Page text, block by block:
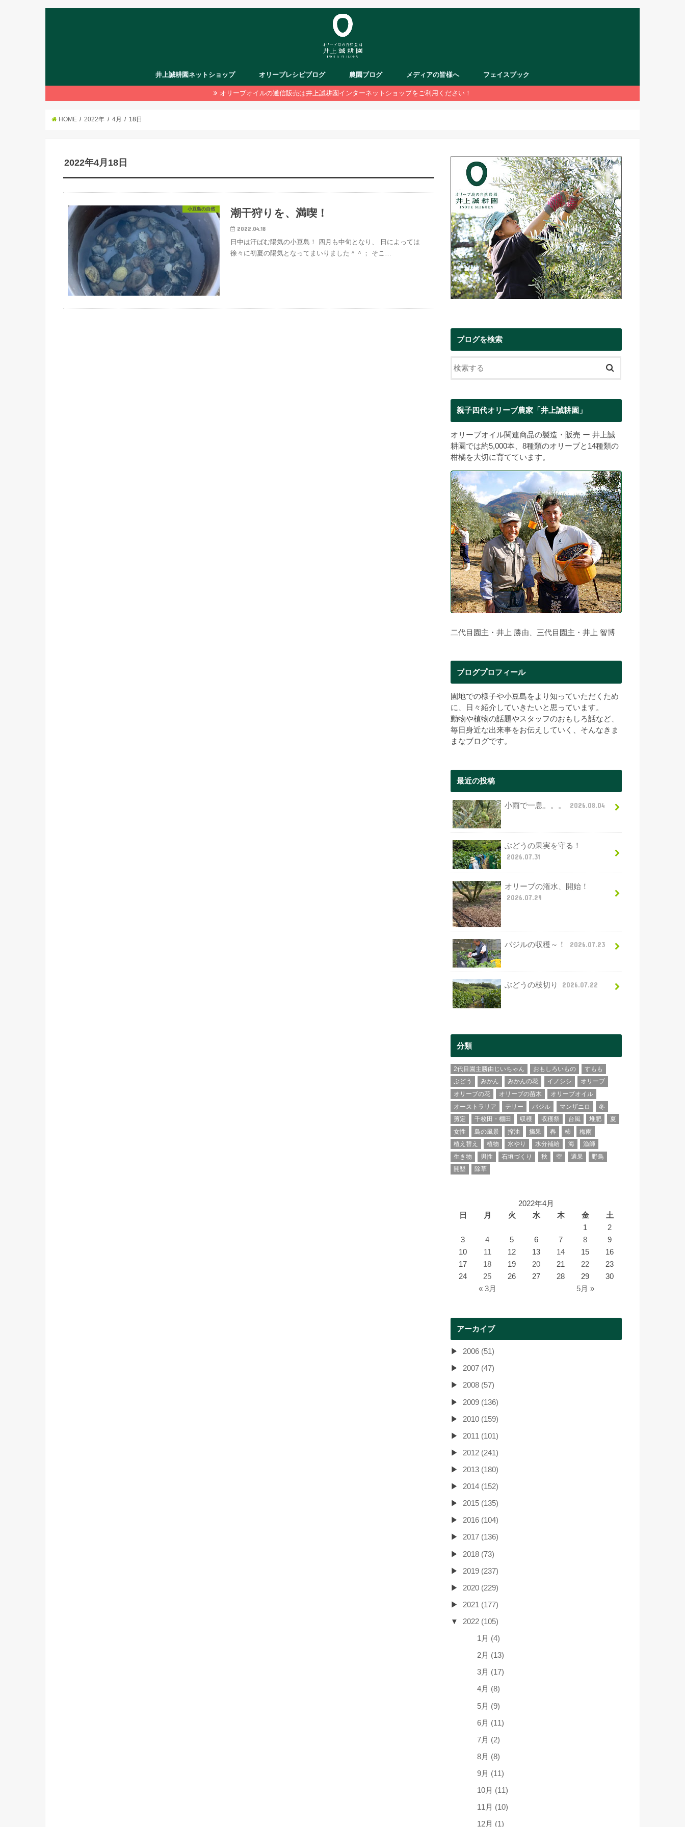
井上誠耕園ネットショップ オリーブレシピブログ 農園ブログ メディアの皆様へ フェイスブック
オリーブオイルの通信販売は井上誠耕園インターネットショップをご利用ください！
HOME 2022年 4月 18日
2022年4月18日
小豆島の自然 潮干狩りを、満喫！
2022.04.18
日中は汗ばむ陽気の小豆島！ 四月も中旬となり、 日によっては
徐々に初夏の陽気となってまいりました＾＾； そこ…
ブログを検索
親子四代オリーブ農家「井上誠耕園」
オリーブオイル関連商品の製造・販売 ー 井上誠
耕園では約5,000本、8種類のオリーブと14種類の
柑橘を大切に育てています。
二代目園主・井上 勝由、三代目園主・井上 智博
ブログプロフィール
園地での様子や小豆島をより知っていただくため
に、日々紹介していきたいと思っています。
動物や植物の話題やスタッフのおもしろ話など、
毎日身近な出来事をお伝えしていく、そんなきま
まなブログです。
最近の投稿
小雨で一息。。。 2026.08.04
ぶどうの果実を守る！
2026.07.31
オリーブの潅水、開始！
2026.07.29
バジルの収穫～！ 2026.07.23
ぶどうの枝切り 2026.07.22
分類
2代目園主勝由じいちゃん おもしろいもの
すもも
ぶどう
みかん みかんの花 イノシシ
オリーブ
オリーブの花
オリーブの苗木
オリーブオイル
オーストラリア
テリー バジル マンザニロ
冬
剪定
千枚田・棚田 収穫 収穫祭 台風 堆肥
夏
女性
島の風景 搾油 摘果 春 柿
梅雨
植え替え
植物 水やり 水分補給 海
漁師
生き物
男性 石垣づくり 秋 空 選果
野鳥
開墾
除草
2022年4月
日
月 火 水 木 金 土
« 3月 5月 »
1
2
3
4 5 6 7 8
9
10
11 12 13 14 15
16
17
18 19 20 21 22
23
24
25 26 27 28 29 30
アーカイブ
2006 (51)
2007 (47)
2008 (57)
2009 (136)
2010 (159)
2011 (101)
2012 (241)
2013 (180)
2014 (152)
2015 (135)
2016 (104)
2017 (136)
2018 (73)
2019 (237)
2020 (229)
2021 (177)
2022 (105)
1月 (4)
2月 (13)
3月 (17)
4月 (8)
5月 (9)
6月 (11)
7月 (2)
8月 (8)
9月 (11)
10月 (11)
11月 (10)
12月 (1)